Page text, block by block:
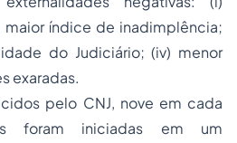
índice de inadimplência;
do Judiciário; (iv) menor
exaradas.
pelo CNJ, nove em cada
foram iniciadas em um